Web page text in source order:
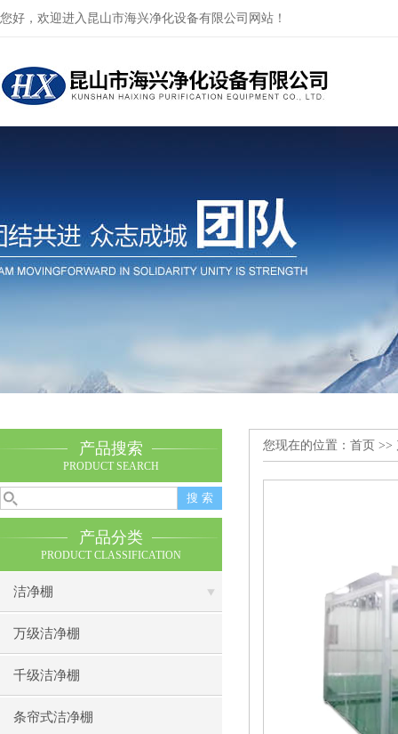
您好，欢迎进入昆山市海兴净化设备有限公司网站！
产品搜索
PRODUCT SEARCH
产品分类
PRODUCT CLASSIFICATION
洁净棚
万级洁净棚
千级洁净棚
条帘式洁净棚
您现在的位置： 首页 >>